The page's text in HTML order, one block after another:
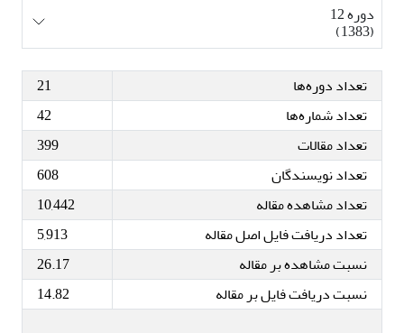
دوره 12
(1383)
تعداد دوره‌ها
21
تعداد شماره‌ها
42
تعداد مقالات
399
تعداد نویسندگان
608
تعداد مشاهده مقاله
10,442
تعداد دریافت فایل اصل مقاله
5,913
نسبت مشاهده بر مقاله
26.17
نسبت دریافت فایل بر مقاله
14.82